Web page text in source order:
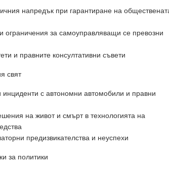
напредък при гарантиране на
ограничения за самоуправляващи се превозни
и правните консултативни съвети
свят
с автономни автомобили и правни
на живот и смърт в технологията на
предизвикателства и неуспехи
за политики